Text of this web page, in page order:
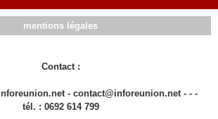
mentions légales
Contact :
- contact@inforeunion.net - - -
tél. : 0692 614 799